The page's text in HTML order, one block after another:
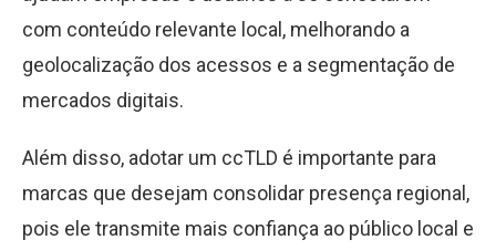
com conteúdo relevante local, melhorando a
geolocalização dos acessos e a segmentação de
mercados digitais.
Além disso, adotar um ccTLD é importante para
marcas que desejam consolidar presença regional,
pois ele transmite mais confiança ao público local e